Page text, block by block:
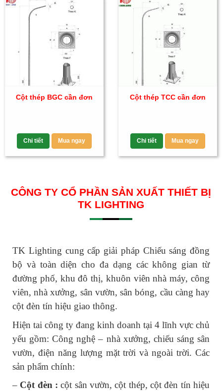
Cột thép BGC cần đơn
Chi tiết Mua ngay
Cột thép TCC cần đơn
Chi tiết Mua ngay
CÔNG TY CỔ PHẦN SẢN XUẤT THIẾT BỊ
TK LIGHTING
TK Lighting cung cấp giải pháp Chiếu sáng đồng
bộ và toàn diện cho đa dạng các không gian từ
đường phố, khu đô thị, khuôn viên nhà máy, công
viên, nhà xưởng, sân vườn, sân bóng, cầu càng hay
cột đèn tín hiệu giao thông.
Hiện tai công ty đang kinh doanh tại 4 lĩnh vực chủ
yếu gồm: Công nghệ – nhà xưởng, chiếu sáng sân
vườn, điện năng lượng mặt trời và ngoài trời. Các
sản phẩm chính:
– Cột đèn : cột sân vườn, cột thép, cột đèn tín hiệu